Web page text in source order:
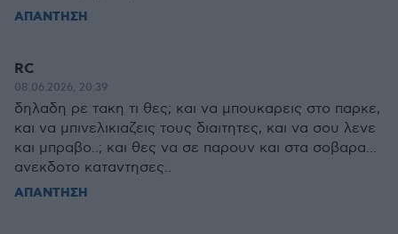
ΑΠΑΝΤΗΣΗ
RC
08.06.2026, 20:39
δηλαδη ρε τακη τι θες; και να μπουκαρεις στο παρκε,
και να μπινελικιαζεις τους διαιτητες, και να σου λενε
και μπραβο..; και θες να σε παρουν και στα σοβαρα...
ανεκδοτο καταντησες..
ΑΠΑΝΤΗΣΗ